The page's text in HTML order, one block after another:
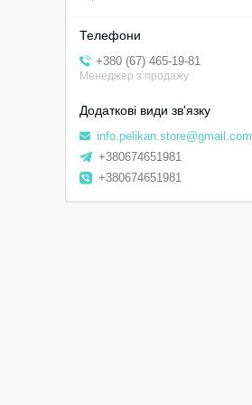
+380 (67) 465-19-81
Менеджер з продажу
info.pelikan.store@gmail.com
+380674651981
+380674651981